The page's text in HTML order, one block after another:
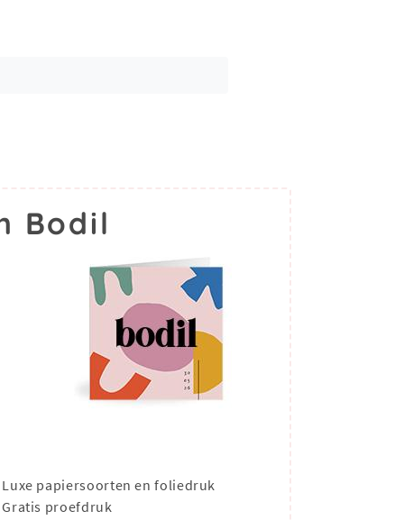
Bodil
papiersoorten en foliedruk
proefdruk